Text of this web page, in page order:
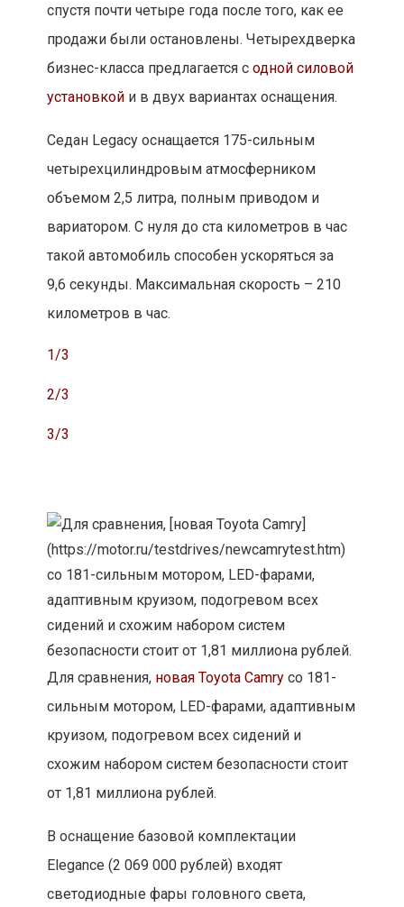
спустя почти четыре года после того, как ее
продажи были остановлены. Четырехдверка
бизнес-класса предлагается с одной силовой
установкойи в двух вариантах оснащения.
Седан Legacy оснащается 175-сильным
четырехцилиндровым атмосферником
объемом 2,5 литра, полным приводом и
вариатором. С нуля до ста километров в час
такой автомобиль способен ускоряться за
9,6 секунды. Максимальная скорость – 210
километров в час.
1/3
2/3
3/3
Для сравнения, новая Toyota Camryсо 181-
сильным мотором, LED-фарами, адаптивным
круизом, подогревом всех сидений и
схожим набором систем безопасности стоит
от 1,81 миллиона рублей.
В оснащение базовой комплектации
Elegance (2 069 000 рублей) входят
светодиодные фары головного света,